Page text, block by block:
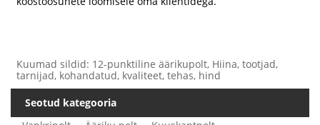
Kuumad sildid: 12-punktiline äärikupolt, Hiina, tootjad,
tarnijad, kohandatud, kvaliteet, tehas, hind
Seotud kategooria